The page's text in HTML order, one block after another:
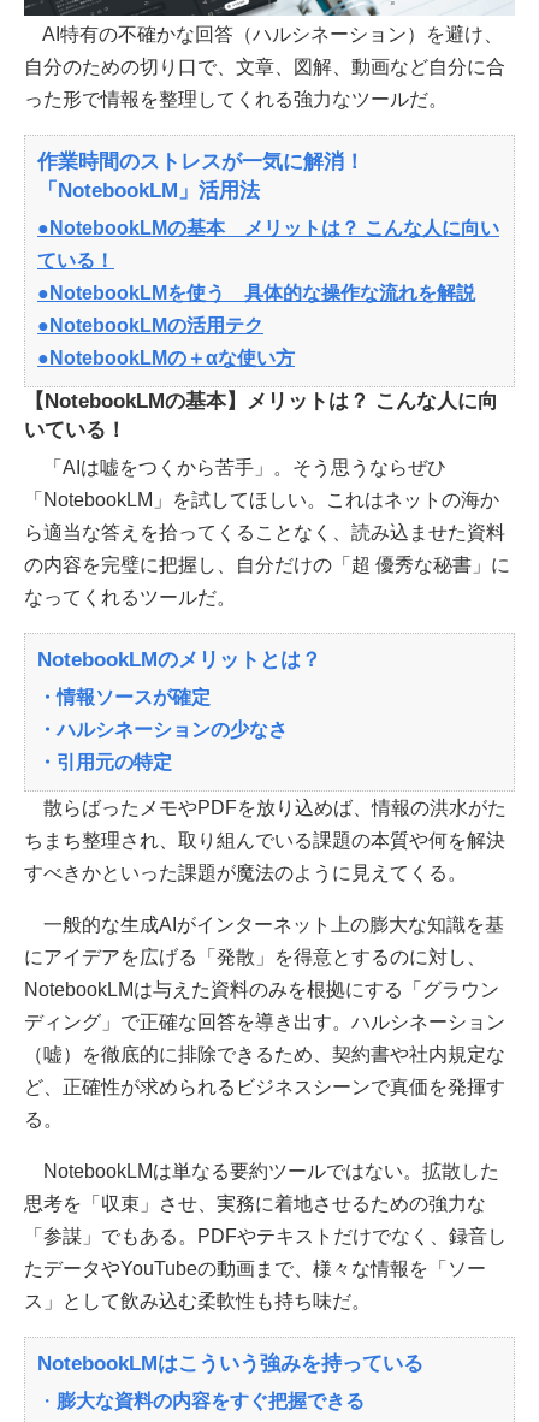
AI特有の不確かな回答（ハルシネーション）を避け、
自分のための切り口で、文章、図解、動画など自分に合
った形で情報を整理してくれる強力なツールだ。
作業時間のストレスが一気に解消！
「NotebookLM」活用法
●NotebookLMの基本 メリットは？ こんな人に向い
ている！
●NotebookLMを使う 具体的な操作な流れを解説
●NotebookLMの活用テク
●NotebookLMの＋αな使い方
【NotebookLMの基本】メリットは？ こんな人に向
いている！
「AIは嘘をつくから苦手」。そう思うならぜひ
「NotebookLM」を試してほしい。これはネットの海か
ら適当な答えを拾ってくることなく、読み込ませた資料
の内容を完璧に把握し、自分だけの「超 優秀な秘書」に
なってくれるツールだ。
NotebookLMのメリットとは？
・情報ソースが確定
・ハルシネーションの少なさ
・引用元の特定
散らばったメモやPDFを放り込めば、情報の洪水がた
ちまち整理され、取り組んでいる課題の本質や何を解決
すべきかといった課題が魔法のように見えてくる。
一般的な生成AIがインターネット上の膨大な知識を基
にアイデアを広げる「発散」を得意とするのに対し、
NotebookLMは与えた資料のみを根拠にする「グラウン
ディング」で正確な回答を導き出す。ハルシネーション
（嘘）を徹底的に排除できるため、契約書や社内規定な
ど、正確性が求められるビジネスシーンで真価を発揮す
る。
NotebookLMは単なる要約ツールではない。拡散した
思考を「収束」させ、実務に着地させるための強力な
「参謀」でもある。PDFやテキストだけでなく、録音し
たデータやYouTubeの動画まで、様々な情報を「ソー
ス」として飲み込む柔軟性も持ち味だ。
NotebookLMはこういう強みを持っている
・ 膨大な資料の内容をすぐ把握できる